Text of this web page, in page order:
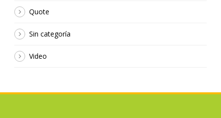
Quote
Sin categoría
Video